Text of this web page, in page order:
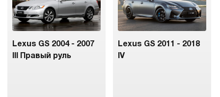
Lexus GS 2004 - 2007
III Правый руль
Lexus GS 2011 - 2018
IV